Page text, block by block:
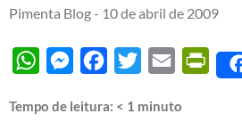
Pimenta Blog - 10 de abril de 2009
WhatsAppMessengerFacebook
Twitter Email
Tempo de leitura: < 1 minuto